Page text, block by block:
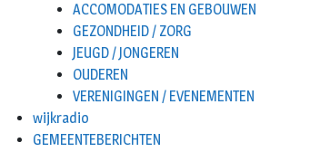
ACCOMODATIES EN GEBOUWEN
GEZONDHEID / ZORG
JEUGD / JONGEREN
OUDEREN
VERENIGINGEN / EVENEMENTEN
wijkradio
GEMEENTEBERICHTEN